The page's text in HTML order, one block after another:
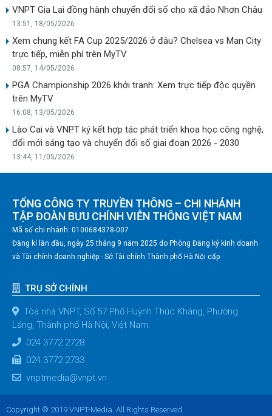
VNPT Gia Lai đồng hành chuyển đổi số cho xã đảo Nhơn Châu
13:51, 18/05/2026
Xem chung kết FA Cup 2025/2026 ở đâu? Chelsea vs Man City
trực tiếp, miễn phí trên MyTV
08:57, 14/05/2026
PGA Championship 2026 khởi tranh: Xem trực tiếp độc quyền
trên MyTV
16:08, 13/05/2026
Lào Cai và VNPT ký kết hợp tác phát triển khoa học công nghệ,
đổi mới sáng tạo và chuyển đổi số giai đoạn 2026 - 2030
13:44, 11/05/2026
TỔNG CÔNG TY TRUYỀN THÔNG – CHI NHÁNH
TẬP ĐOÀN BƯU CHÍNH VIỄN THÔNG VIỆT NAM
Mã số chi nhánh: 0100684378-007
Đăng kí lần đầu, ngày 25 tháng 9 năm 2025 do Phòng Đăng ký kinh doanh
và Tài chính doanh nghiệp - Sở Tài chính Thành phố Hà Nội cấp
TRỤ SỞ CHÍNH
Tòa nhà VNPT, Số 57 Phố Huỳnh Thúc Kháng, Phường
Láng, Thành phố Hà Nội, Việt Nam.
024 3772 2728
024 3772 2733
vnptmedia@vnpt.vn
Copyright © 2019 VNPT-Media. All Rights Reserved